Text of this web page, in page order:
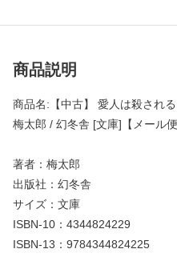
商品説明
商品名:【中古】 愛人は殺され
梅太郎 / 幻冬舎 [文庫]【メール便
著者：梅太郎
出版社：幻冬舎
サイズ：文庫
ISBN-10：4344824229
ISBN-13：9784344824225